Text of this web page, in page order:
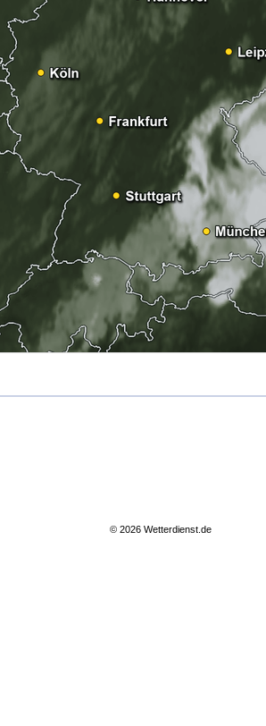
© 2026 Wetterdienst.de